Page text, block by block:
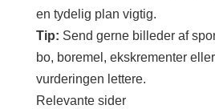
en tydelig plan vigtig.
Tip: Send gerne billeder af
bo, boremel, ekskrementer
vurderingen lettere.
Relevante sider